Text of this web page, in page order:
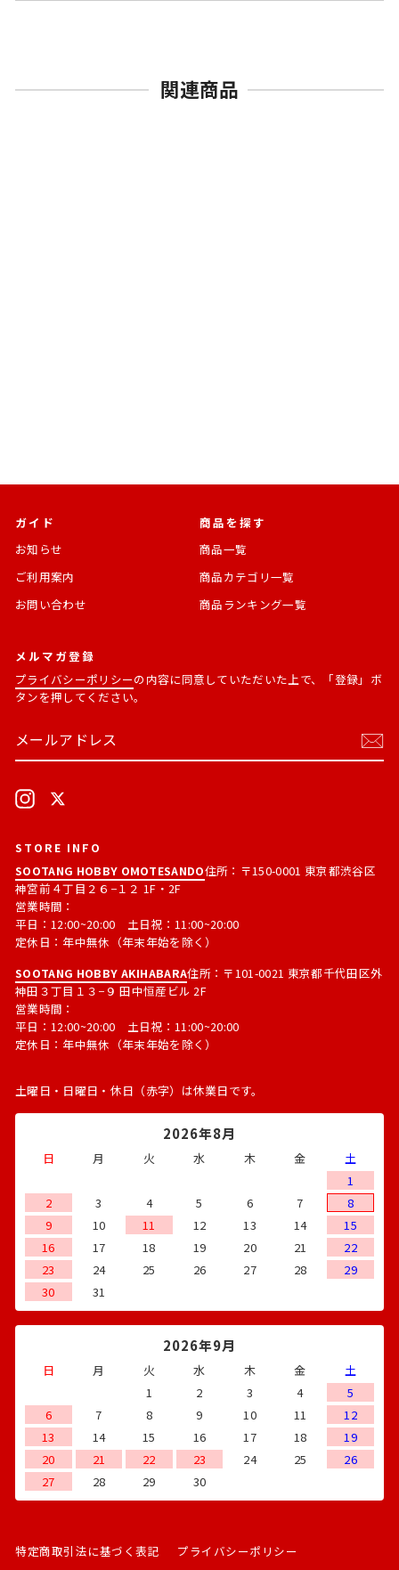
関連商品
ガイド
お知らせ
ご利用案内
お問い合わせ
商品を探す
商品一覧
商品カテゴリ一覧
商品ランキング一覧
メルマガ登録
プライバシーポリシーの内容に同意していただいた上で、「登録」ボ
タンを押してください。
ー
レ
ス
読
Instagram
STORE INFO
SOOTANG HOBBY OMOTESANDO住所：〒150-0001 東京都渋谷区
神宮前４丁目２６−１２ 1F・2F
営業時間：
平日：12:00~20:00 土日祝：11:00~20:00
定休日：年中無休（年末年始を除く）
SOOTANG HOBBY AKIHABARA住所：〒101-0021 東京都千代田区外
神田３丁目１３−９ 田中恒産ビル 2F
営業時間：
平日：12:00~20:00 土日祝：11:00~20:00
定休日：年中無休（年末年始を除く）
土曜日・日曜日・休日（赤字）は休業日です。
2026年8月
日 月 火 水 木 金
土
1
2
3 4 5 6 7
8
9
10 11 12 13 14
15
16
17 18 19 20 21
22
23
24 25 26 27 28
29
30
31
2026年9月
日 月 火 水 木 金
土
1
2 3 4
5
6
7 8 9 10 11
12
13
14 15 16 17 18
19
20
21 22 23 24 25
26
27
28 29 30
特定商取引法に基づく表記
プライバシーポリシー